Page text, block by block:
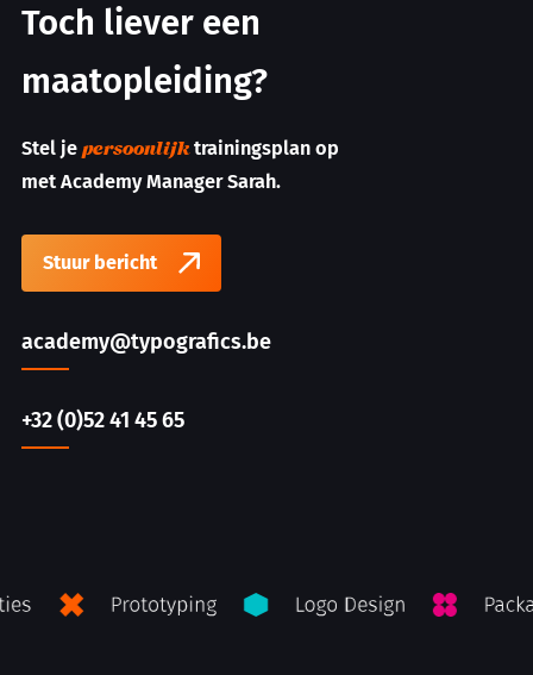
Toch liever een
maatopleiding?
Stel je persoonlijktrainingsplan op
met Academy Manager Sarah.
Stuur bericht
academy@typografics.be
+32 (0)52 41 45 65